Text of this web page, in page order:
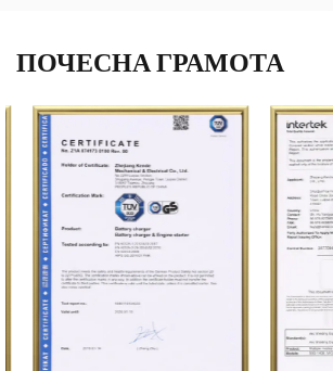
ПОЧЕСНА ГРАМОТА